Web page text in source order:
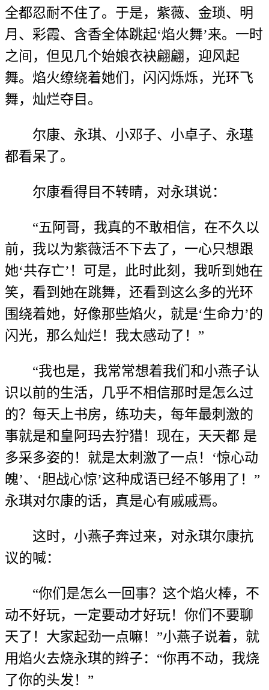
全都忍耐不住了。于是，紫薇、金琐、明
月、彩霞、含香全体跳起‘焰火舞’来。一时
之间，但见几个始娘衣袂翩翩，迎风起
舞。焰火缭绕着她们，闪闪烁烁，光环飞
舞，灿烂夺目。
尔康、永琪、小邓子、小卓子、永璂
都看呆了。
尔康看得目不转睛，对永琪说：
“五阿哥，我真的不敢相信，在不久以
前，我以为紫薇活不下去了，一心只想跟
她‘共存亡’！可是，此时此刻，我听到她在
笑，看到她在跳舞，还看到这么多的光环
围绕着她，好像那些焰火，就是‘生命力’的
闪光，那么灿烂！我太感动了！”
“我也是，我常常想着我们和小燕子认
识以前的生活，几乎不相信那时是怎么过
的？每天上书房，练功夫，每年最刺激的
事就是和皇阿玛去狞猎！现在，天天都 是
多采多姿的！就是太刺激了一点！‘惊心动
魄’、‘胆战心惊’这种成语已经不够用了！”
永琪对尔康的话，真是心有戚戚焉。
这时，小燕子奔过来，对永琪尔康抗
议的喊：
“你们是怎么一回事？这个焰火棒，不
动不好玩，一定要动才好玩！你们不要聊
天了！大家起劲一点嘛！”小燕子说着，就
用焰火去烧永琪的辫子：“你再不动，我烧
了你的头发！”